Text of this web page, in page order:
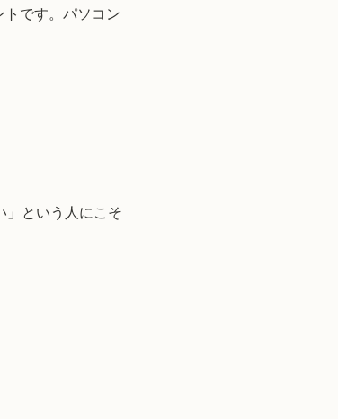
です。パソコン
」という人にこそ